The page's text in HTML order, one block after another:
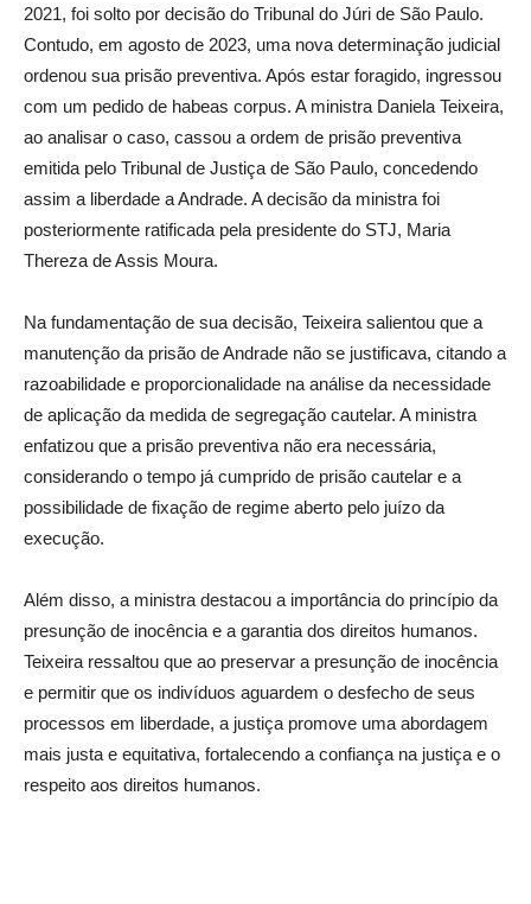
2021, foi solto por decisão do Tribunal do Júri de São Paulo.
Contudo, em agosto de 2023, uma nova determinação judicial
ordenou sua prisão preventiva. Após estar foragido, ingressou
com um pedido de habeas corpus. A ministra Daniela Teixeira,
ao analisar o caso, cassou a ordem de prisão preventiva
emitida pelo Tribunal de Justiça de São Paulo, concedendo
assim a liberdade a Andrade. A decisão da ministra foi
posteriormente ratificada pela presidente do STJ, Maria
Thereza de Assis Moura.
Na fundamentação de sua decisão, Teixeira salientou que a
manutenção da prisão de Andrade não se justificava, citando a
razoabilidade e proporcionalidade na análise da necessidade
de aplicação da medida de segregação cautelar. A ministra
enfatizou que a prisão preventiva não era necessária,
considerando o tempo já cumprido de prisão cautelar e a
possibilidade de fixação de regime aberto pelo juízo da
execução.
Além disso, a ministra destacou a importância do princípio da
presunção de inocência e a garantia dos direitos humanos.
Teixeira ressaltou que ao preservar a presunção de inocência
e permitir que os indivíduos aguardem o desfecho de seus
processos em liberdade, a justiça promove uma abordagem
mais justa e equitativa, fortalecendo a confiança na justiça e o
respeito aos direitos humanos.